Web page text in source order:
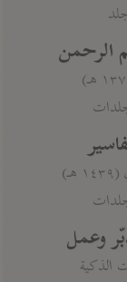
الرحمن
وعمل
الذكية